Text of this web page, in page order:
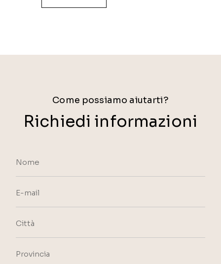
Come possiamo aiutarti?
Richiedi informazioni